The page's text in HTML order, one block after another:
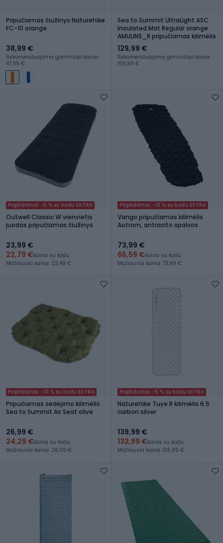
Pripučiamas čiužinys Naturehike
FC-10 orange
38,99 €
Rekomenduojama gamintojo kaina:
47,99 €
Sea to Summit UltraLight ASC
Insulated Mat Regular orange
AMULINS_R pripučiamas kilimėlis
129,99 €
Rekomenduojama gamintojo kaina:
169,99 €
Papildomai -5 % su kodu EXTRA
Outwell Classic W vienvietis
juodas pripučiamas čiužinys
23,99 €
22,79 €kaina su kodu
Mažiausia kaina: 22,49 €
Papildomai -10 % su kodu EXTRA
Vango pripučiamas kilimėlis
Aotrom, antracito spalvos
73,99 €
66,59 €kaina su kodu
Mažiausia kaina: 73,99 €
Papildomai -10 % su kodu EXTRA
Pripučiamas sėdėjimo kilimėlis
Sea to Summit Air Seat olive
26,99 €
24,29 €kaina su kodu
Mažiausia kaina: 26,09 €
Papildomai -5 % su kodu EXTRA
Naturehike Tuye R kilimėlis 6.5
carbon silver
139,99 €
132,99 €kaina su kodu
Mažiausia kaina: 135,99 €